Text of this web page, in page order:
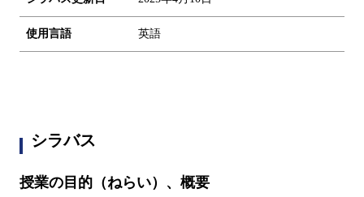
使用言語 英語
シラバス
授業の目的（ねらい）、概要